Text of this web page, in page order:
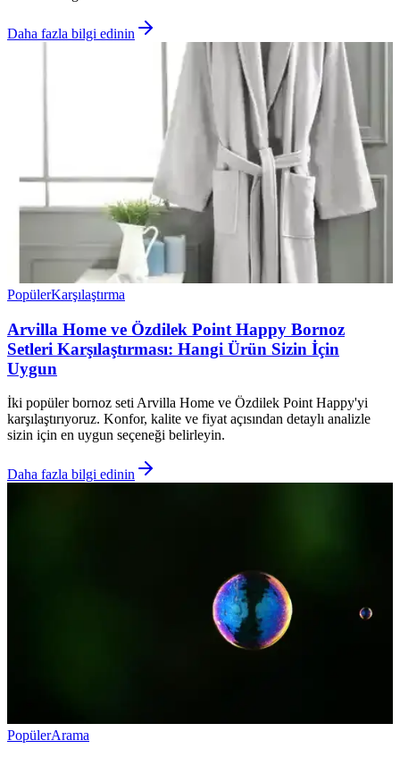
Daha fazla bilgi edinin
PopülerKarşılaştırma
Arvilla Home ve Özdilek Point Happy Bornoz
Setleri Karşılaştırması: Hangi Ürün Sizin İçin
Uygun
İki popüler bornoz seti Arvilla Home ve Özdilek Point Happy'yi
karşılaştırıyoruz. Konfor, kalite ve fiyat açısından detaylı analizle
sizin için en uygun seçeneği belirleyin.
Daha fazla bilgi edinin
PopülerArama